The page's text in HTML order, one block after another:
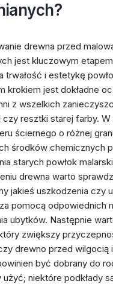
drewna przed
jest kluczowym
trwałość i estetykę
krokiem jest dokładne
z wszelkich
czy resztki starej farby.
ściernego o różnej
środków chemicznych
starych powłok
drewna warto
jakieś uszkodzenia czy
pomocą odpowiednich
ubytków. Następnie
zwiększy
drewno przed wilgocią
być dobrany do
użyć; niektóre podkłady